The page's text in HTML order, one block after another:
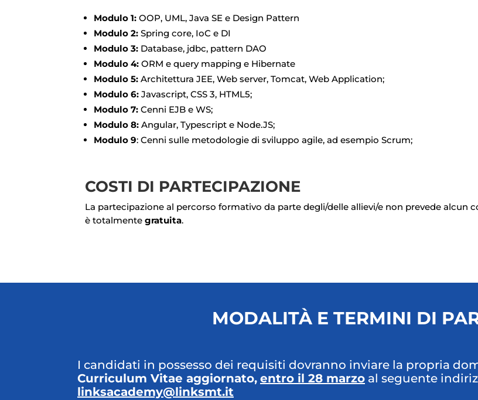
Modulo 1: OOP, UML, Java SE e Design Pattern
Modulo 2: Spring core, IoC e DI
Modulo 3:Database, jdbc, pattern DAO
Modulo 4: ORM e query mapping e Hibernate
Modulo 5:Architettura JEE, Web server, Tomcat, Web Application;
Modulo 6:Javascript, CSS 3, HTML5;
Modulo 7:Cenni EJB e WS;
Modulo 8:Angular, Typescript e Node.JS;
Modulo 9: Cenni sulle metodologie di sviluppo agile, ad esempio Scrum;
COSTI DI PARTECIPAZIONE
La partecipazione al percorso formativo da parte degli/delle allievi/e non prevede alcun
è totalmente gratuita.
MODALITÀ E TERMINI DI
I candidati in possesso dei requisiti dovranno inviare la propria
Curriculum Vitae aggiornato, entro il 28 marzo al seguente
linksacademy@linksmt.it